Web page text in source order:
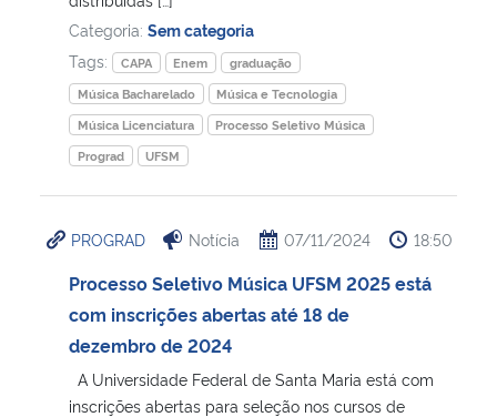
Advocacia-Geral da União
Banco Central do Brasil
Categoria: Sem categoria
Tags:
CAPA Enem
graduação
Música Bacharelado
Música e Tecnologia
Música Licenciatura
Processo Seletivo Música
Prograd
UFSM
PROGRAD Notícia 07/11/2024 18:50
Processo Seletivo Música UFSM 2025 está
com inscrições abertas até 18 de
dezembro de 2024
A Universidade Federal de Santa Maria está com
inscrições abertas para seleção nos cursos de